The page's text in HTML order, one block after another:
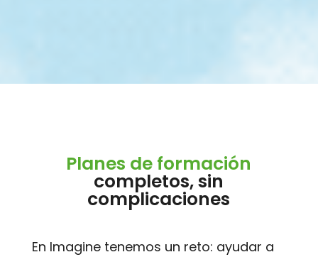
Planes de formación
completos, sin
complicaciones
En Imagine tenemos un reto: ayudar a